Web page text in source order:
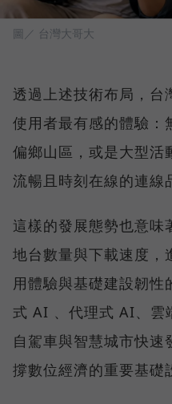
圖／ 台灣大哥大
透過上述技術布局，台
使用者最有感的體驗：
偏鄉山區，或是大型活
流暢且時刻在線的連線
這樣的發展態勢也意味
地台數量與下載速度，
用體驗與基礎建設韌性
式 AI 、代理式 AI、雲
自駕車與智慧城市快速
撐數位經濟的重要基礎